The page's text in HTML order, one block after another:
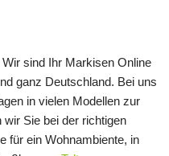
sind Ihr Markisen Online
ganz Deutschland. Bei uns
in vielen Modellen zur
wir Sie bei der richtigen
für ein Wohnambiente, in